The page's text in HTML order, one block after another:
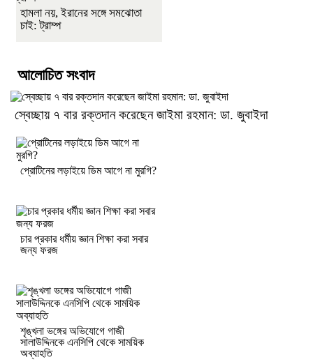
হামলা নয়, ইরানের সঙ্গে সমঝোতা
চাই: ট্রাম্প
আলোচিত সংবাদ
স্বেচ্ছায় ৭ বার রক্তদান করেছেন জাইমা রহমান: ডা. জুবাইদা
প্রোটিনের লড়াইয়ে ডিম আগে না মুরগি?
চার প্রকার ধর্মীয় জ্ঞান শিক্ষা করা সবার
জন্য ফরজ
শৃঙ্খলা ভঙ্গের অভিযোগে গাজী
সালাউদ্দিনকে এনসিপি থেকে সাময়িক
অব্যাহতি